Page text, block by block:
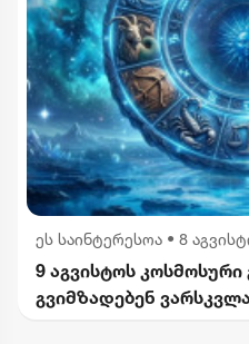
ეს საინტერესოა • 8
9 აგვისტოს
გვიმზადებენ